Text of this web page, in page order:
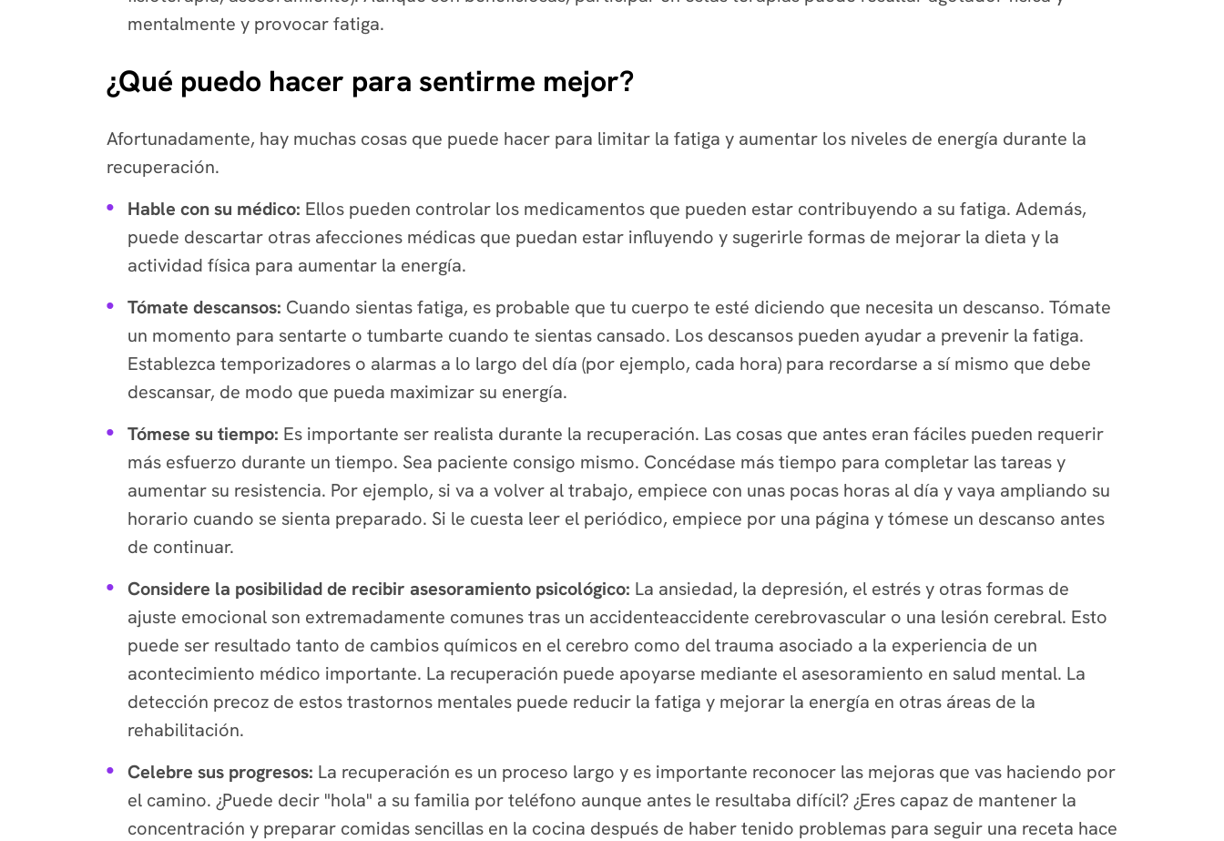
mentalmente y provocar fatiga.
¿Qué puedo hacer para sentirme mejor?
Afortunadamente, hay muchas cosas que puede hacer para limitar la fatiga y aumentar los niveles de energía durante la
recuperación.
Hable con su médico: Ellos pueden controlar los medicamentos que pueden estar contribuyendo a su fatiga. Además,
puede descartar otras afecciones médicas que puedan estar influyendo y sugerirle formas de mejorar la dieta y la
actividad física para aumentar la energía.
Tómate descansos: Cuando sientas fatiga, es probable que tu cuerpo te esté diciendo que necesita un descanso. Tómate
un momento para sentarte o tumbarte cuando te sientas cansado. Los descansos pueden ayudar a prevenir la fatiga.
Establezca temporizadores o alarmas a lo largo del día (por ejemplo, cada hora) para recordarse a sí mismo que debe
descansar, de modo que pueda maximizar su energía.
Tómese su tiempo: Es importante ser realista durante la recuperación. Las cosas que antes eran fáciles pueden requerir
más esfuerzo durante un tiempo. Sea paciente consigo mismo. Concédase más tiempo para completar las tareas y
aumentar su resistencia. Por ejemplo, si va a volver al trabajo, empiece con unas pocas horas al día y vaya ampliando su
horario cuando se sienta preparado. Si le cuesta leer el periódico, empiece por una página y tómese un descanso antes
de continuar.
Considere la posibilidad de recibir asesoramiento psicológico: La ansiedad, la depresión, el estrés y otras formas de
ajuste emocional son extremadamente comunes tras un accidenteaccidente cerebrovascular o una lesión cerebral. Esto
puede ser resultado tanto de cambios químicos en el cerebro como del trauma asociado a la experiencia de un
acontecimiento médico importante. La recuperación puede apoyarse mediante el asesoramiento en salud mental. La
detección precoz de estos trastornos mentales puede reducir la fatiga y mejorar la energía en otras áreas de la
rehabilitación.
Celebre sus progresos: La recuperación es un proceso largo y es importante reconocer las mejoras que vas haciendo por
el camino. ¿Puede decir "hola" a su familia por teléfono aunque antes le resultaba difícil? ¿Eres capaz de mantener la
concentración y preparar comidas sencillas en la cocina después de haber tenido problemas para seguir una receta hace